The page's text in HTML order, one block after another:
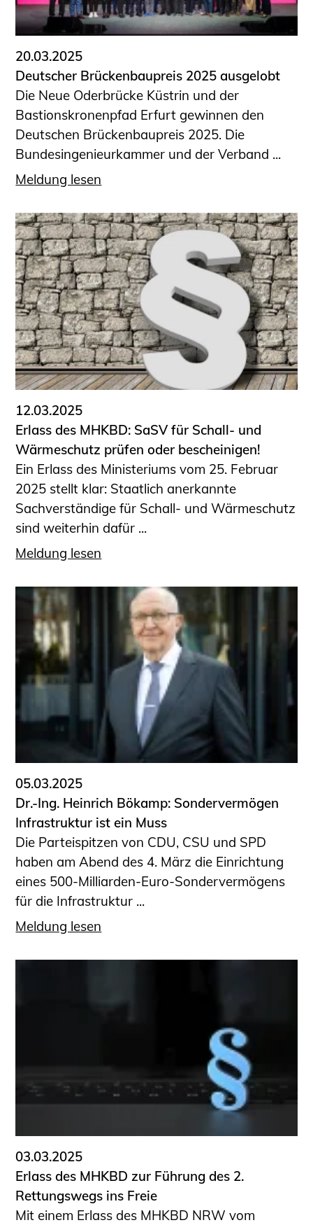
Informationen für Fortbildungsträger
Anträge, Anzeigen, Formulare
Fortbildung/Seminare
Informationen für Ingenieurinnen
und Ingenieure
Recht
Planungswettbewerbe
Publikationen
Stellenbörse
Öffentlich bestellte und vereidigte
Sachverständige
Prüfsachverständige
Qualifizierte Tragwerksplaner/-innen
Bauvorlageberechtigte
Sachkundige für Zustands- und
Funktionsprüfung privater
Abwasserleitungen
Vereinbarungen mit
Ingenieurkammern
Büronachfolge
Zusatzqualifikationen
Geschützter Bereich
Informationen für Auftraggeber und
Verbraucher
Ingenieursuche (Mitglieder der IK-Bau
NRW)
Bauherren-ABC
Informationen für Schülerinnen,
Schüler und Studierende
Projekte für Schülerinnen und Schüler
START.ING. Das Studierenden Praxis-
Programm
Wissenswertes für Studierende
Wettbewerbe für Studierende
BLING.BLING.
Kammer Newsletter
Presse
Kontakt und Anfahrt
Impressum
Datenschutz
Ingenieurakademie West
20.03.2025
Deutscher Brückenbaupreis 2025 ausgelobt
Die Neue Oderbrücke Küstrin und der
Bastionskronenpfad Erfurt gewinnen den
Deutschen Brückenbaupreis 2025. Die
Bundesingenieurkammer und der Verband ...
Meldung lesen
12.03.2025
Erlass des MHKBD: SaSV für Schall- und
Wärmeschutz prüfen oder bescheinigen!
Ein Erlass des Ministeriums vom 25. Februar
2025 stellt klar: Staatlich anerkannte
Sachverständige für Schall- und Wärmeschutz
sind weiterhin dafür ...
Meldung lesen
05.03.2025
Dr.-Ing. Heinrich Bökamp: Sondervermögen
Infrastruktur ist ein Muss
Die Parteispitzen von CDU, CSU und SPD
haben am Abend des 4. März die Einrichtung
eines 500-Milliarden-Euro-Sondervermögens
für die Infrastruktur ...
Meldung lesen
03.03.2025
Erlass des MHKBD zur Führung des 2.
Rettungswegs ins Freie
Mit einem Erlass des MHKBD NRW vom